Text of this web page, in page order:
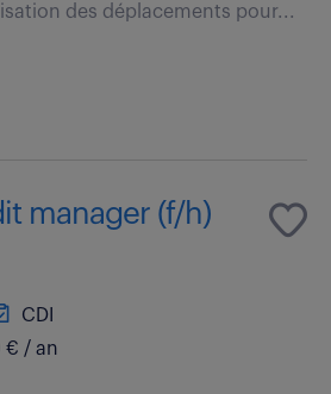
des déplacements pour...
manager (f/h)
CDI
€ / an